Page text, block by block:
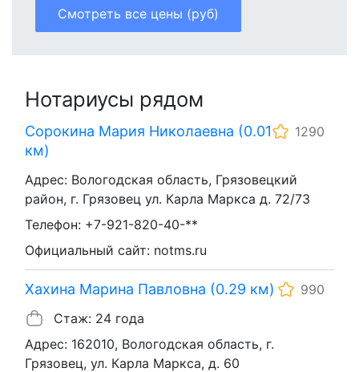
Смотреть все цены (руб)
Нотариусы рядом
Сорокина Мария Николаевна (0.01
км)
1290
Адрес: Вологодская область, Грязовецкий
район, г. Грязовец ул. Карла Маркса д. 72/73
Телефон: +7-921-820-40-**
Официальный сайт: notms.ru
Хахина Марина Павловна (0.29 км)
990
Стаж: 24 года
Адрес: 162010, Вологодская область, г.
Грязовец, ул. Карла Маркса, д. 60